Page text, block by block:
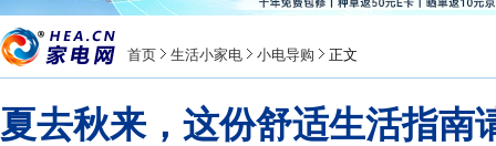
首页 生活小家电 小电导购 正文
夏去秋来，这份舒适生活指南